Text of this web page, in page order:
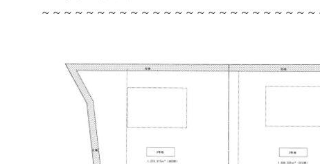
～～～～～～～～～～～～～～～～～～～～～～～～～